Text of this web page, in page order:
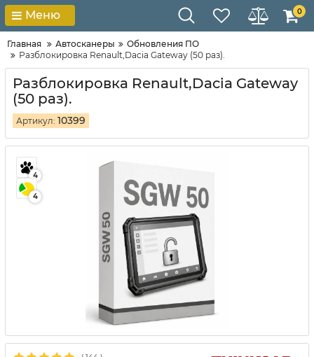
Меню 0
Главная Автосканеры
Обновления ПО
Разблокировка Renault,Dacia Gateway (50 раз).
Разблокировка Renault,Dacia Gateway
(50 раз).
Артикул: 10399
4
4